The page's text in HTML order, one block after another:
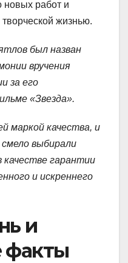
новых работ и
жизнью.
был назван
вручения
за его
«Звезда».
маркой качества, и
выбирали
гарантии
и искреннего
и
факты